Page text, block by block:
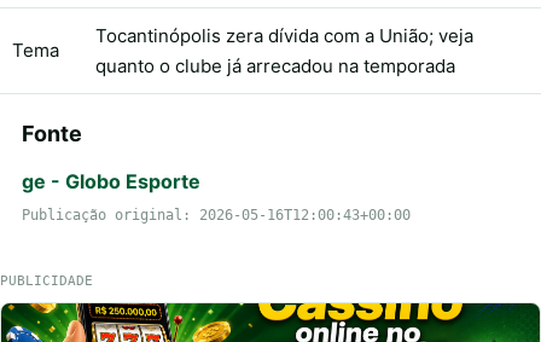
Tema
Tocantinópolis zera dívida com a União; veja
quanto o clube já arrecadou na temporada
Fonte
ge - Globo Esporte
Publicação original: 2026-05-16T12:00:43+00:00
PUBLICIDADE